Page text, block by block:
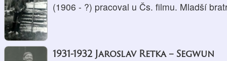
(1906 - ?) pracoval u Čs. filmu. Mladší
1931-1932 Jaroslav Retka – Segwun